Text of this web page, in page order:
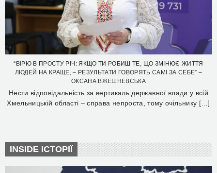
“ВІРЮ В ПРОСТУ РІЧ: ЯКЩО ТИ РОБИШ ТЕ, ЩО ЗМІНЮЄ ЖИТТЯ
ЛЮДЕЙ НА КРАЩЕ, – РЕЗУЛЬТАТИ ГОВОРЯТЬ САМІ ЗА СЕБЕ” –
ОКСАНА ВЖЕШНЕВСЬКА
Нести відповідальність за вертикаль державної влади у всій
Хмельницькій області – справа непроста, тому очільнику […]
INSIDE ІСТОРІЇ